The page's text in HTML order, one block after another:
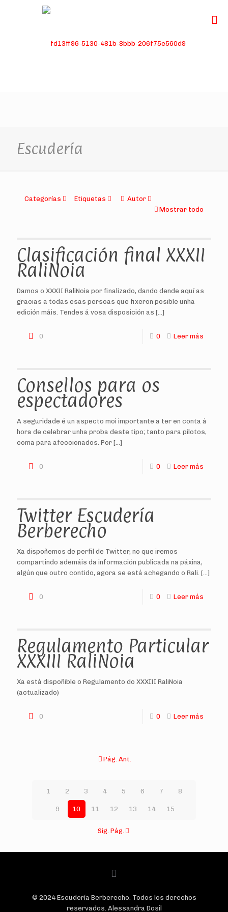
Escudería
Categorías Etiquetas
Autor
Mostrar todo
Clasificación final XXXII
RaliNoia
Damos o XXXII RaliNoia por finalizado, dando dende aquí as
gracias a todas esas persoas que fixeron posible unha
edición máis. Tendes á vosa disposición as […]
0 0 Leer más
Consellos para os
espectadores
A seguridade é un aspecto moi importante a ter en conta á
hora de celebrar unha proba deste tipo; tanto para pilotos,
coma para afeccionados. Por […]
0 0 Leer más
Twitter Escudería
Berberecho
Xa dispoñemos de perfil de Twitter, no que iremos
compartindo ademáis da información publicada na páxina,
algún que outro contido, agora se está achegando o Rali. […]
0 0 Leer más
Regulamento Particular
XXXIII RaliNoia
Xa está dispoñible o Regulamento do XXXIII RaliNoia
(actualizado)
0 0 Leer más
Pág. Ant.
1 2 3 4 5 6 7 8
9 10 11 12 13 14 15
Sig. Pág.
© 2024 Escudería Berberecho. Todos los derechos
reservados. Alessandra Dosil